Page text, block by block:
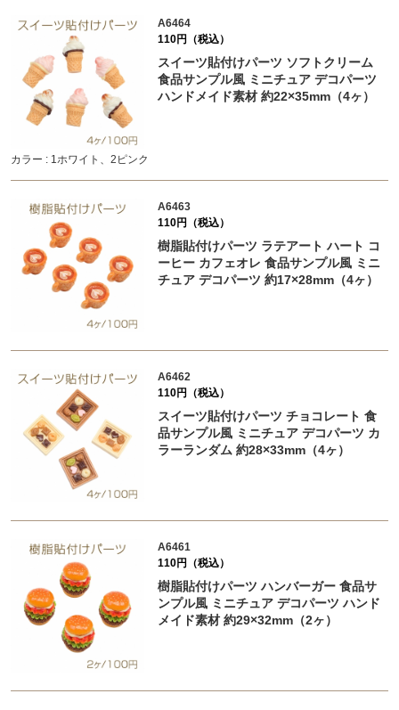
A6464
110円（税込）
スイーツ貼付けパーツ ソフトクリーム
食品サンプル風 ミニチュア デコパーツ
ハンドメイド素材 約22×35mm（4ヶ）
カラー : 1ホワイト、2ピンク
A6463
110円（税込）
樹脂貼付けパーツ ラテアート ハート コ
ーヒー カフェオレ 食品サンプル風 ミニ
チュア デコパーツ 約17×28mm（4ヶ）
A6462
110円（税込）
スイーツ貼付けパーツ チョコレート 食
品サンプル風 ミニチュア デコパーツ カ
ラーランダム 約28×33mm（4ヶ）
A6461
110円（税込）
樹脂貼付けパーツ ハンバーガー 食品サ
ンプル風 ミニチュア デコパーツ ハンド
メイド素材 約29×32mm（2ヶ）